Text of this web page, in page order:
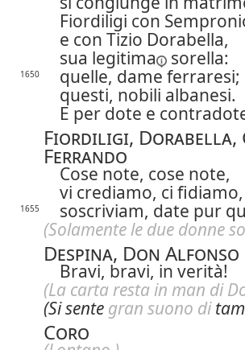
Fiordiligi con
e con Tizio Dorabella,
sua legitima sorella:
1650
quelle, dame ferraresi;
questi, nobili albanesi.
E per dote e
Fiordiligi, Dorabella,
Ferrando
Cose note, cose note,
vi crediamo, ci fidiamo,
1655
soscriviam, date pur
(Solamente le due donne
Despina, Don Alfonso
Bravi, bravi, in verità!
(La carta resta in man di
(Si sente gran suono di
Coro